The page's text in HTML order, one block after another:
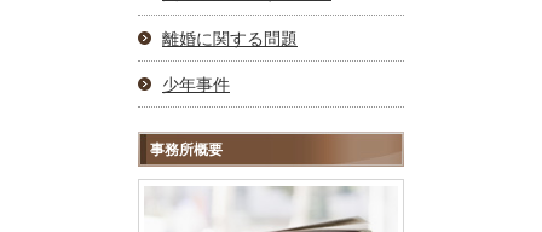
離婚に関する問題
少年事件
事務所概要